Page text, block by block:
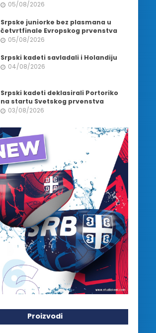
05/08/2026
Srpske juniorke bez plasmana u
četvrtfinale Evropskog prvenstva
05/08/2026
Srpski kadeti savladali i Holandiju
04/08/2026
Srpski kadeti deklasirali Portoriko
na startu Svetskog prvenstva
03/08/2026
Proizvodi